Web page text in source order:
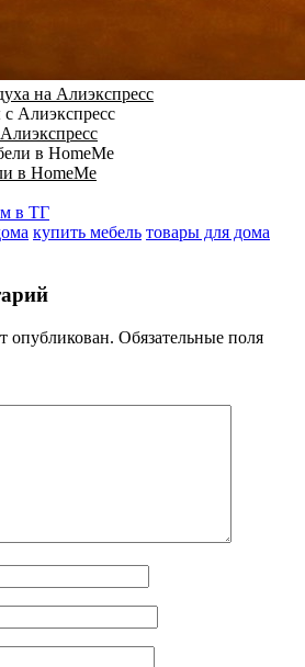
на Алиэкспресс
в HomeMe
в ТГ
купить мебель товары для дома
опубликован. Обязательные поля